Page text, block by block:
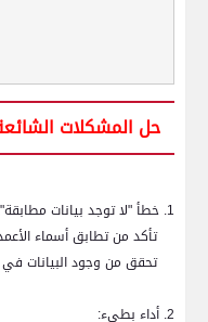
حل المشكلات
1. خطأ "لا توجد بيانات مطابقة":
تأكد من تطابق أسماء
تحقق من وجود البيانات في
2. أداء بطيء: